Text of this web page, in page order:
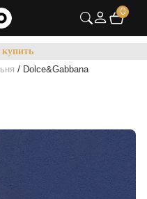
0
купить
/ Dolce&Gabbana